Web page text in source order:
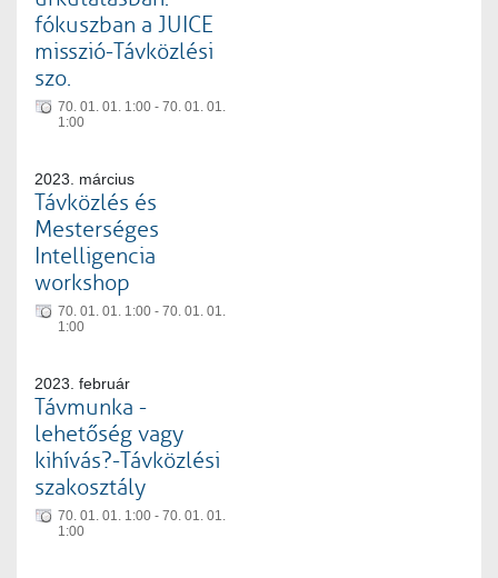
fókuszban a JUICE
misszió-Távközlési
szo.
70. 01. 01. 1:00 - 70. 01. 01.
1:00
2023. március
Távközlés és
Mesterséges
Intelligencia
workshop
70. 01. 01. 1:00 - 70. 01. 01.
1:00
2023. február
Távmunka -
lehetőség vagy
kihívás?-Távközlési
szakosztály
70. 01. 01. 1:00 - 70. 01. 01.
1:00